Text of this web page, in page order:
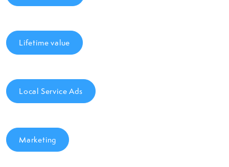
Lifetime value
Local Service Ads
Marketing